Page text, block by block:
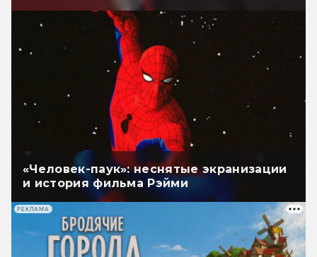
«Человек-паук»: неснятые экранизации
и история фильма Рэйми
РЕКЛАМА